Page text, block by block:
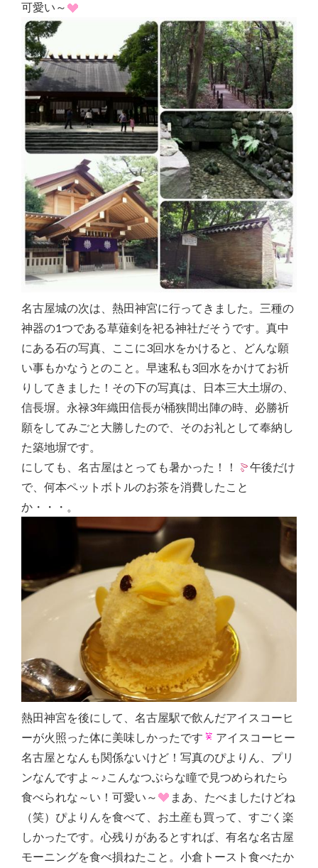
可愛い～
名古屋城の次は、熱田神宮に行ってきました。三種の
神器の1つである草薙剣を祀る神社だそうです。真中
にある石の写真、ここに3回水をかけると、どんな願
い事もかなうとのこと。早速私も3回水をかけてお祈
りしてきました！その下の写真は、日本三大土塀の、
信長塀。永禄3年織田信長が桶狭間出陣の時、必勝祈
願をしてみごと大勝したので、そのお礼として奉納し
た築地塀です。
にしても、名古屋はとっても暑かった！！
午後だけ
で、何本ペットボトルのお茶を消費したこと
か・・・。
熱田神宮を後にして、名古屋駅で飲んだアイスコーヒ
ーが火照った体に美味しかったです
アイスコーヒー
名古屋となんも関係ないけど！写真のぴよりん、プリ
ンなんですよ～♪こんなつぶらな瞳で見つめられたら
食べられな～い！可愛い～
まあ、たべましたけどね
（笑）ぴよりんを食べて、お土産も買って、すごく楽
しかったです。心残りがあるとすれば、有名な名古屋
モーニングを食べ損ねたこと。小倉トースト食べたか